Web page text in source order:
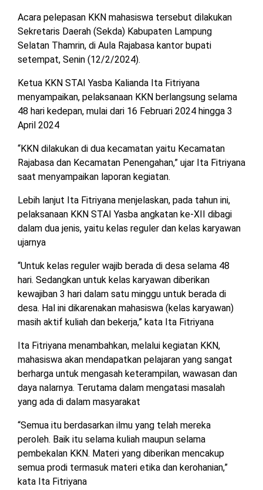
LAMPUNG
UTARA
MESUJI
PESISIR
BARAT
TULANG
TULANG
BAWANG
WAYKANAN
DPRD
LAMBAR
LAMTIM
DPRD
LAMPUNG
DPRD
MESUJI
DPRD
PESISIR
BARAT
TULANG
BAWANG
DPRD
TULANG
BARAT
DPRD
WAYKANAN
INFO
PERIKLANAN
KEBIJAKAN
SOSIAL
PEDOMAN
SIBER
REDAKSI
TENTANG
Acara pelepasan KKN mahasiswa tersebut dilakukan
Sekretaris Daerah (Sekda) Kabupaten Lampung
Selatan Thamrin, di Aula Rajabasa kantor bupati
setempat, Senin (12/2/2024).
Ketua KKN STAI Yasba Kalianda Ita Fitriyana
menyampaikan, pelaksanaan KKN berlangsung selama
48 hari kedepan, mulai dari 16 Februari 2024 hingga 3
April 2024
“KKN dilakukan di dua kecamatan yaitu Kecamatan
Rajabasa dan Kecamatan Penengahan,” ujar Ita Fitriyana
saat menyampaikan laporan kegiatan.
Lebih lanjut Ita Fitriyana menjelaskan, pada tahun ini,
pelaksanaan KKN STAI Yasba angkatan ke-XII dibagi
dalam dua jenis, yaitu kelas reguler dan kelas karyawan
ujarnya
“Untuk kelas reguler wajib berada di desa selama 48
hari. Sedangkan untuk kelas karyawan diberikan
kewajiban 3 hari dalam satu minggu untuk berada di
desa. Hal ini dikarenakan mahasiswa (kelas karyawan)
masih aktif kuliah dan bekerja,” kata Ita Fitriyana
Ita Fitriyana menambahkan, melalui kegiatan KKN,
mahasiswa akan mendapatkan pelajaran yang sangat
berharga untuk mengasah keterampilan, wawasan dan
daya nalarnya. Terutama dalam mengatasi masalah
yang ada di dalam masyarakat
“Semua itu berdasarkan ilmu yang telah mereka
peroleh. Baik itu selama kuliah maupun selama
pembekalan KKN. Materi yang diberikan mencakup
semua prodi termasuk materi etika dan kerohanian,”
kata Ita Fitriyana